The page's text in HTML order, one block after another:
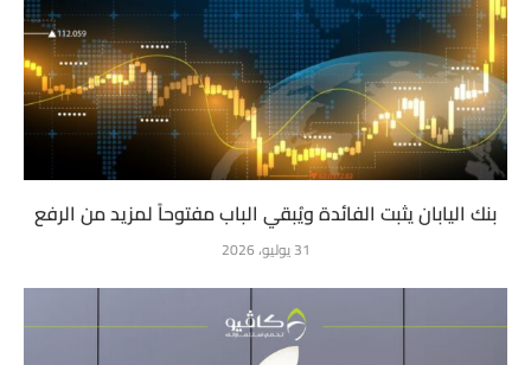
بنك اليابان يثبت الفائدة ويُبقي الباب مفتوحاً لمزيد من الرفع
31 يوليو، 2026